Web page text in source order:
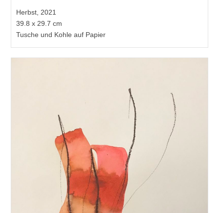
Herbst, 2021
39.8 x 29.7 cm
Tusche und Kohle auf Papier